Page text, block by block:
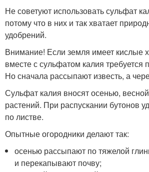
Не советуют использовать сульфат
потому что в них и так хватает
удобрений.
Внимание! Если земля имеет кислые
вместе с сульфатом калия требуется
Но сначала рассыпают известь, а
Сульфат калия вносят осенью,
растений. При распускании бутонов
по листве.
Опытные огородники делают так:
осенью рассыпают по тяжелой
и перекапывают почву;